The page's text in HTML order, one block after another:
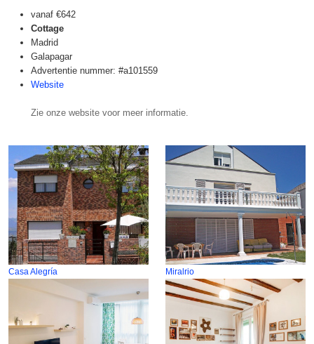
vanaf €642
Cottage
Madrid
Galapagar
Advertentie nummer: #a101559
Website
Zie onze website voor meer informatie.
Casa Alegría Miralrio